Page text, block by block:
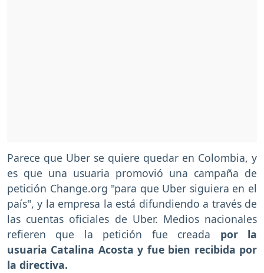
Parece que Uber se quiere quedar en Colombia, y
es que una usuaria promovió una campaña de
petición Change.org "para que Uber siguiera en el
país", y la empresa la está difundiendo a través de
las cuentas oficiales de Uber. Medios nacionales
refieren que la petición fue creada por la
usuaria Catalina Acosta y fue bien recibida por
la directiva.